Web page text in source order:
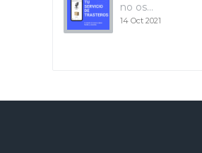
no os…
14 Oct 2021